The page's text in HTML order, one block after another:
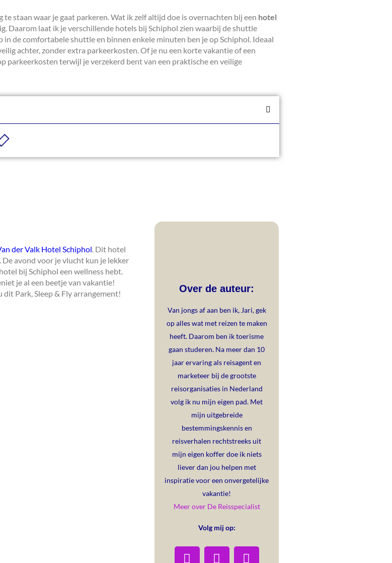
staan waar je gaat parkeren. Wat ik zelf altijd doe is overnachten bij een hotel
Daarom laat ik je verschillende hotels bij Schiphol zien waarbij de shuttle
de comfortabele shuttle en binnen enkele minuten ben je op Schiphol. Ideaal
achter, zonder extra parkeerkosten. Of je nu een korte vakantie of een
parkeerkosten terwijl je verzekerd bent van een praktische en veilige
der Valk Hotel Schiphol. Dit hotel
avond voor je vlucht kun je lekker
bij Schiphol een wellness hebt.
je al een beetje van vakantie!
Park, Sleep & Fly arrangement!
Over de auteur:
Van jongs af aan ben ik, Jari, gek
op alles wat met reizen te maken
heeft. Daarom ben ik toerisme
gaan studeren. Na meer dan 10
jaar ervaring als reisagent en
marketeer bij de grootste
reisorganisaties in Nederland
volg ik nu mijn eigen pad. Met
mijn uitgebreide
bestemmingskennis en
reisverhalen rechtstreeks uit
mijn eigen koffer doe ik niets
liever dan jou helpen met
inspiratie voor een onvergetelijke
vakantie!
Meer over De Reisspecialist
Volg mij op: